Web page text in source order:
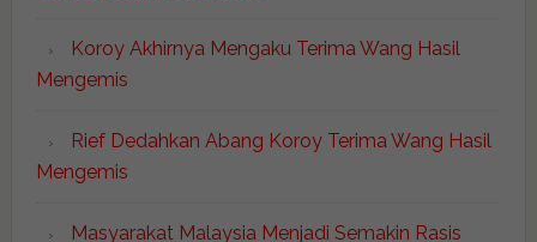
Koroy Akhirnya Mengaku Terima Wang Hasil
Mengemis
Rief Dedahkan Abang Koroy Terima Wang Hasil
Mengemis
Masyarakat Malaysia Menjadi Semakin Rasis